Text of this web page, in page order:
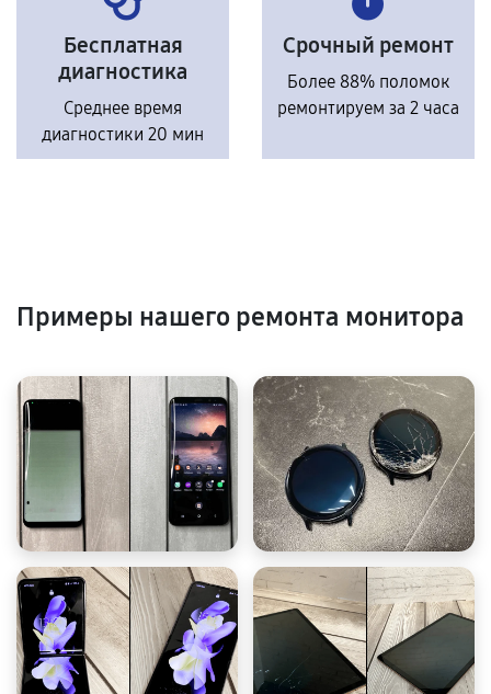
Бесплатная
диагностика
Среднее время
диагностики 20 мин
Срочный ремонт
Более 88% поломок
ремонтируем за 2 часа
Примеры нашего ремонта монитора